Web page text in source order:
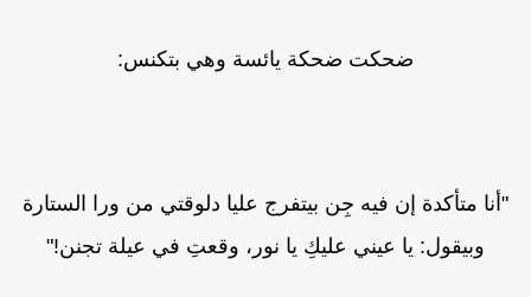
ضحكت ضحكة يائسة وهي بتكنس:
"أنا متأكدة إن فيه جِن بيتفرج عليا دلوقتي من ورا الستارة
وبيقول: يا عيني عليكِ يا نور، وقعتِ في عيلة تجنن!"